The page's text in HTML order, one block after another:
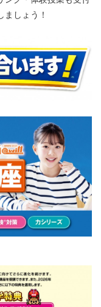
しょう！